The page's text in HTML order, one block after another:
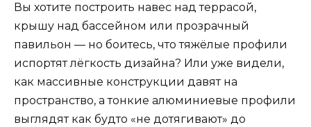
Вы хотите построить навес над террасой,
крышу над бассейном или прозрачный
павильон — но боитесь, что тяжёлые профили
испортят лёгкость дизайна? Или уже видели,
как массивные конструкции давят на
пространство, а тонкие алюминиевые профили
выглядят как будто «не дотягивают» до